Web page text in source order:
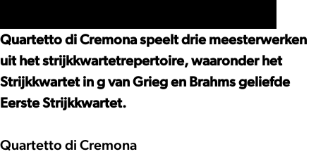
Haydn,
Grieg,
Brahms
Cremona
–
Haydn,
Grieg,
Quartetto di Cremona speelt drie meesterwerken
uit het strijkkwartetrepertoire, waaronder het
Strijkkwartet in g van Grieg en Brahms geliefde
Eerste Strijkkwartet.
Quartetto di Cremona